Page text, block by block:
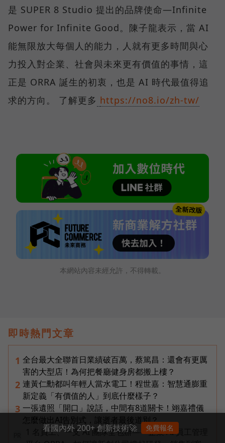
是 SUPER 8 Studio 提出的品牌使命—Infinite
Power for Infinite Good。陳子龍表示，當 AI
能無限放大每個人的能力，人就有更多時間與心
力投入對企業、社會與未來更有價值的事情，這
正是 ORRA 誕生的初衷，也是 AI 時代最值得追
求的方向。 了解更多 https://no8.io/zh-tw/
本網站內容未經允許，不得轉載。
即時熱門文章
1 全台最大全聯首日業績破百萬，蔡篤昌：還會有更厲
害的大型店！為何把餐廳健身房都搬上樓？
2 連黃仁勳都叫年輕人當水電工！程世嘉：智慧通膨重
新定義「有價值的人」到底什麼樣子？
3 一張遺照「開口」說話，中間有8道關卡！翊嘉禮儀
怎麼做出AI告別式，讓逝者最後道別？
1 名員工、一支 AI 團隊全包辦——企業 AI 員工管理
看國內外 200+ 創新技術🚀 免費報名